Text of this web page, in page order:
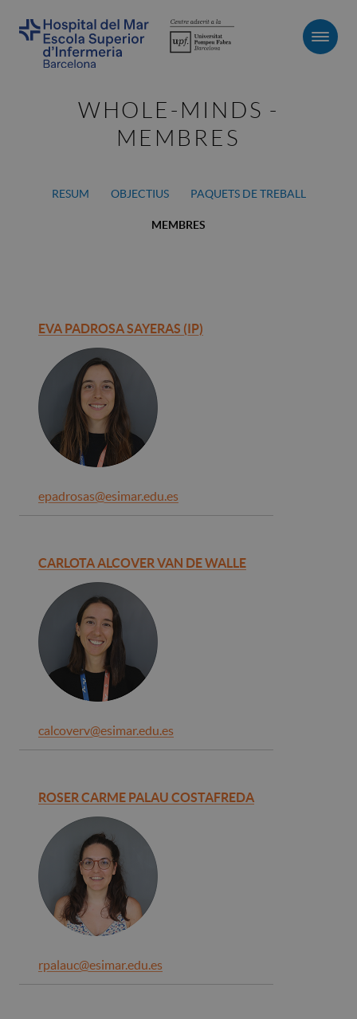
WHOLE-MINDS -
MEMBRES
RESUM OBJECTIUS PAQUETS DE TREBALL
MEMBRES
EVA PADROSA SAYERAS (IP)
epadrosas@esimar.edu.es
CARLOTA ALCOVER VAN DE WALLE
calcoverv@esimar.edu.es
ROSER CARME PALAU COSTAFREDA
rpalauc@esimar.edu.es